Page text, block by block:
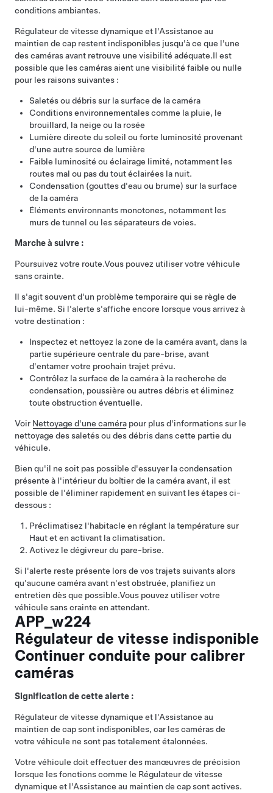
conditions ambiantes.
Régulateur de vitesse dynamique et l'Assistance au
maintien de cap restent indisponibles jusqu'à ce que l'une
des caméras avant retrouve une visibilité adéquate.Il est
possible que les caméras aient une visibilité faible ou nulle
pour les raisons suivantes :
Saletés ou débris sur la surface de la caméra
Conditions environnementales comme la pluie, le
brouillard, la neige ou la rosée
Lumière directe du soleil ou forte luminosité provenant
d'une autre source de lumière
Faible luminosité ou éclairage limité, notamment les
routes mal ou pas du tout éclairées la nuit.
Condensation (gouttes d'eau ou brume) sur la surface
de la caméra
Éléments environnants monotones, notamment les
murs de tunnel ou les séparateurs de voies.
Marche à suivre :
Poursuivez votre route.Vous pouvez utiliser votre véhicule
sans crainte.
Il s'agit souvent d'un problème temporaire qui se règle de
lui-même. Si l'alerte s'affiche encore lorsque vous arrivez à
votre destination :
Inspectez et nettoyez la zone de la caméra avant, dans la
partie supérieure centrale du pare-brise, avant
d'entamer votre prochain trajet prévu.
Contrôlez la surface de la caméra à la recherche de
condensation, poussière ou autres débris et éliminez
toute obstruction éventuelle.
Voir Nettoyage d'une caméra pour plus d'informations sur le
nettoyage des saletés ou des débris dans cette partie du
véhicule.
Bien qu'il ne soit pas possible d'essuyer la condensation
présente à l'intérieur du boîtier de la caméra avant, il est
possible de l'éliminer rapidement en suivant les étapes ci-
dessous :
Préclimatisez l'habitacle en réglant la température sur
Haut et en activant la climatisation.
Activez le dégivreur du pare-brise.
Si l'alerte reste présente lors de vos trajets suivants alors
qu'aucune caméra avant n'est obstruée, planifiez un
entretien dès que possible.Vous pouvez utiliser votre
véhicule sans crainte en attendant.
APP_w224
Régulateur de vitesse indisponible
Continuer conduite pour calibrer
caméras
Signification de cette alerte :
Régulateur de vitesse dynamique et l'Assistance au
maintien de capsont indisponibles, car les caméras de
votre véhicule ne sont pas totalement étalonnées.
Votre véhicule doit effectuer des manœuvres de précision
lorsque les fonctions comme le Régulateur de vitesse
dynamique et l'Assistance au maintien de capsont actives.